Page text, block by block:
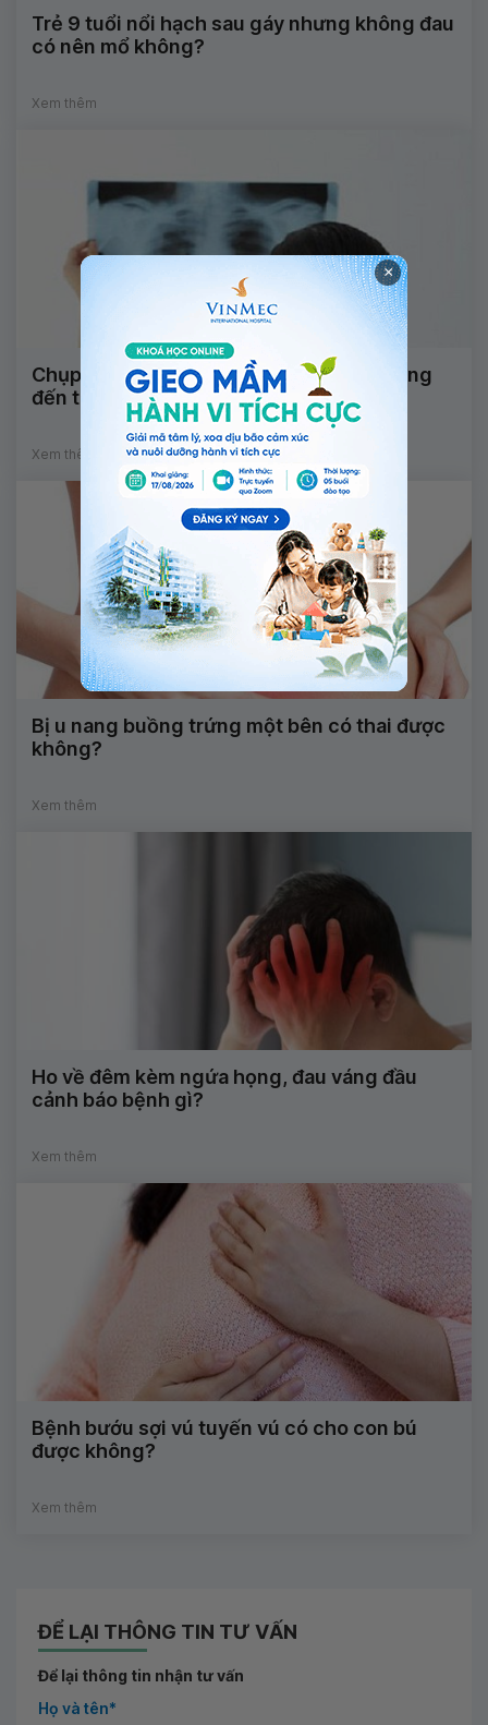
Trẻ 9 tuổi nổi hạch sau gáy nhưng không đau
có nên mổ không?
Xem thêm
Chụp X-quang khi mang thai có ảnh hưởng
đến thai nhi không?
Xem thêm
Bị u nang buồng trứng một bên có thai được
không?
Xem thêm
Ho về đêm kèm ngứa họng, đau váng đầu
cảnh báo bệnh gì?
Xem thêm
Bệnh bướu sợi vú tuyến vú có cho con bú
được không?
Xem thêm
ĐỂ LẠI THÔNG TIN TƯ VẤN
Để lại thông tin nhận tư vấn
Họ và tên*
×